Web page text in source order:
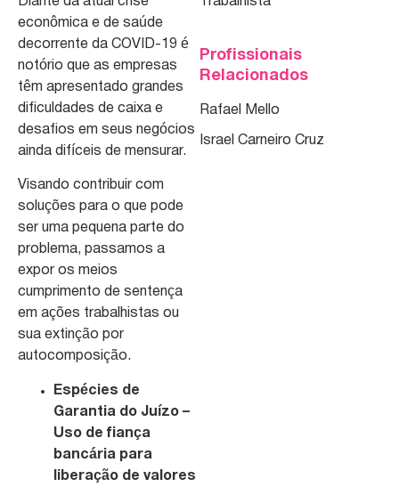
econômica e de saúde
decorrente da COVID-19 é
notório que as empresas
têm apresentado grandes
dificuldades de caixa e
desafios em seus negócios
ainda difíceis de mensurar.
Visando contribuir com
soluções para o que pode
ser uma pequena parte do
problema, passamos a
expor os meios
cumprimento de sentença
em ações trabalhistas ou
sua extinção por
autocomposição.
Espécies de
Garantia do Juízo –
Uso de fiança
bancária para
liberação de valores
Profissionais
Relacionados
Rafael Mello
Israel Carneiro Cruz